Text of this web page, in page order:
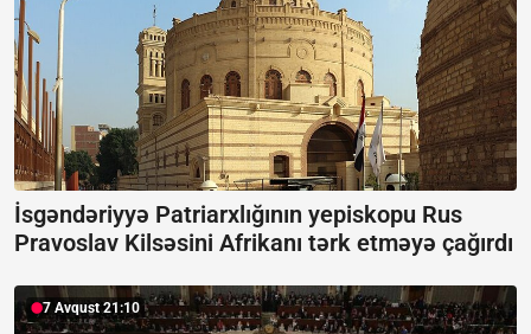
İsgəndəriyyə Patriarxlığının yepiskopu Rus
Pravoslav Kilsəsini Afrikanı tərk etməyə çağırdı
7 Avqust 21:10